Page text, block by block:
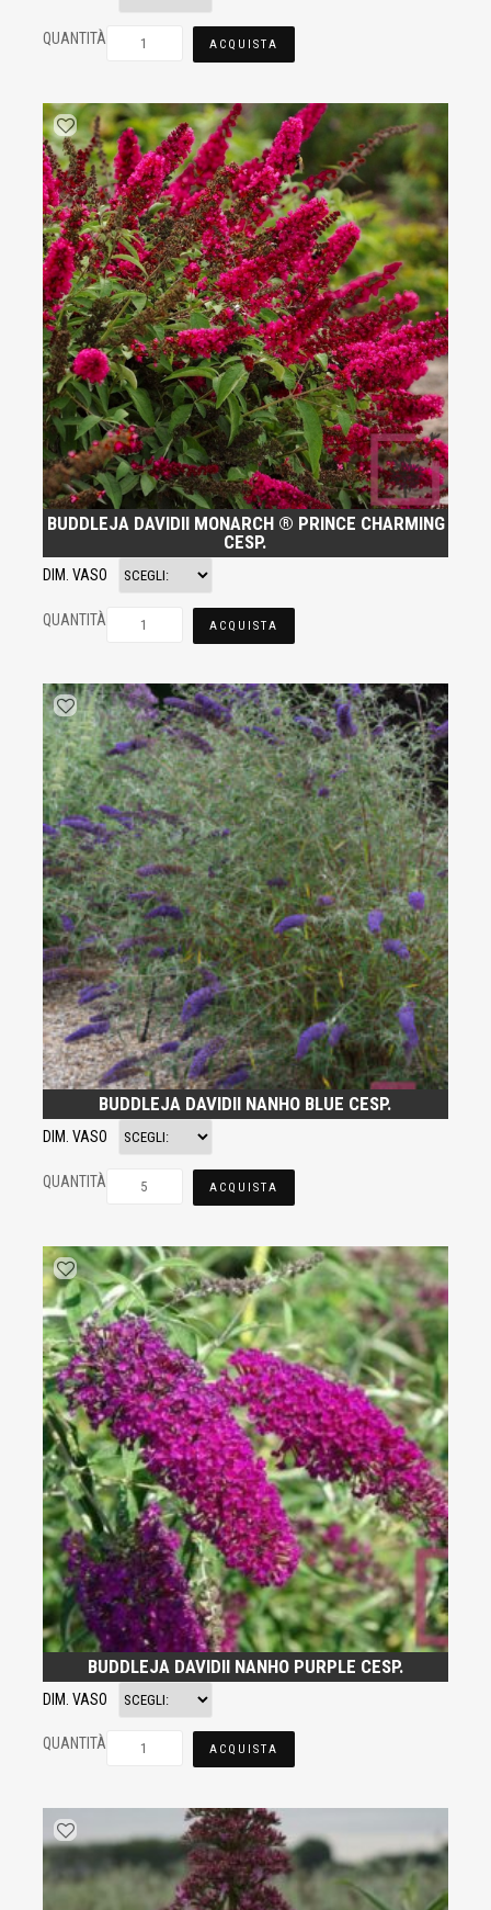
QUANTITÀ ACQUISTA
BUDDLEJA DAVIDII MONARCH ® PRINCE CHARMING
CESP.
DIM. VASO
QUANTITÀ ACQUISTA
BUDDLEJA DAVIDII NANHO BLUE CESP.
DIM. VASO
QUANTITÀ ACQUISTA
BUDDLEJA DAVIDII NANHO PURPLE CESP.
DIM. VASO
QUANTITÀ ACQUISTA